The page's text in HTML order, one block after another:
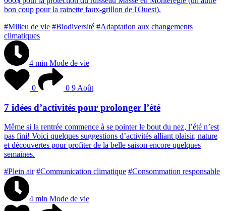
bon coup pour la rainette faux-grillon de l'Ouest).
#Milieu de vie #Biodiversité #Adaptation aux changements
climatiques
4 min Mode de vie
0 0 9 Août
7 idées d’activités pour prolonger l’été
Même si la rentrée commence à se pointer le bout du nez, l’été n’est
pas fini! Voici quelques suggestions d’activités alliant plaisir, nature
et découvertes pour profiter de la belle saison encore quelques
semaines.
#Plein air #Communication climatique #Consommation responsable
4 min Mode de vie